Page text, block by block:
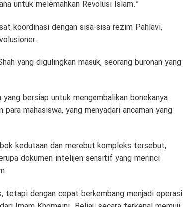
untuk melemahkan Revolusi Islam.”
koordinasi dengan sisa-sisa rezim Pahlavi,
yang digulingkan masuk, seorang buronan yang
bersiap untuk mengembalikan bonekanya.
mahasiswa, yang menyadari ancaman yang
kedutaan dan merebut kompleks tersebut,
dokumen intelijen sensitif yang merinci
tetapi dengan cepat berkembang menjadi operasi